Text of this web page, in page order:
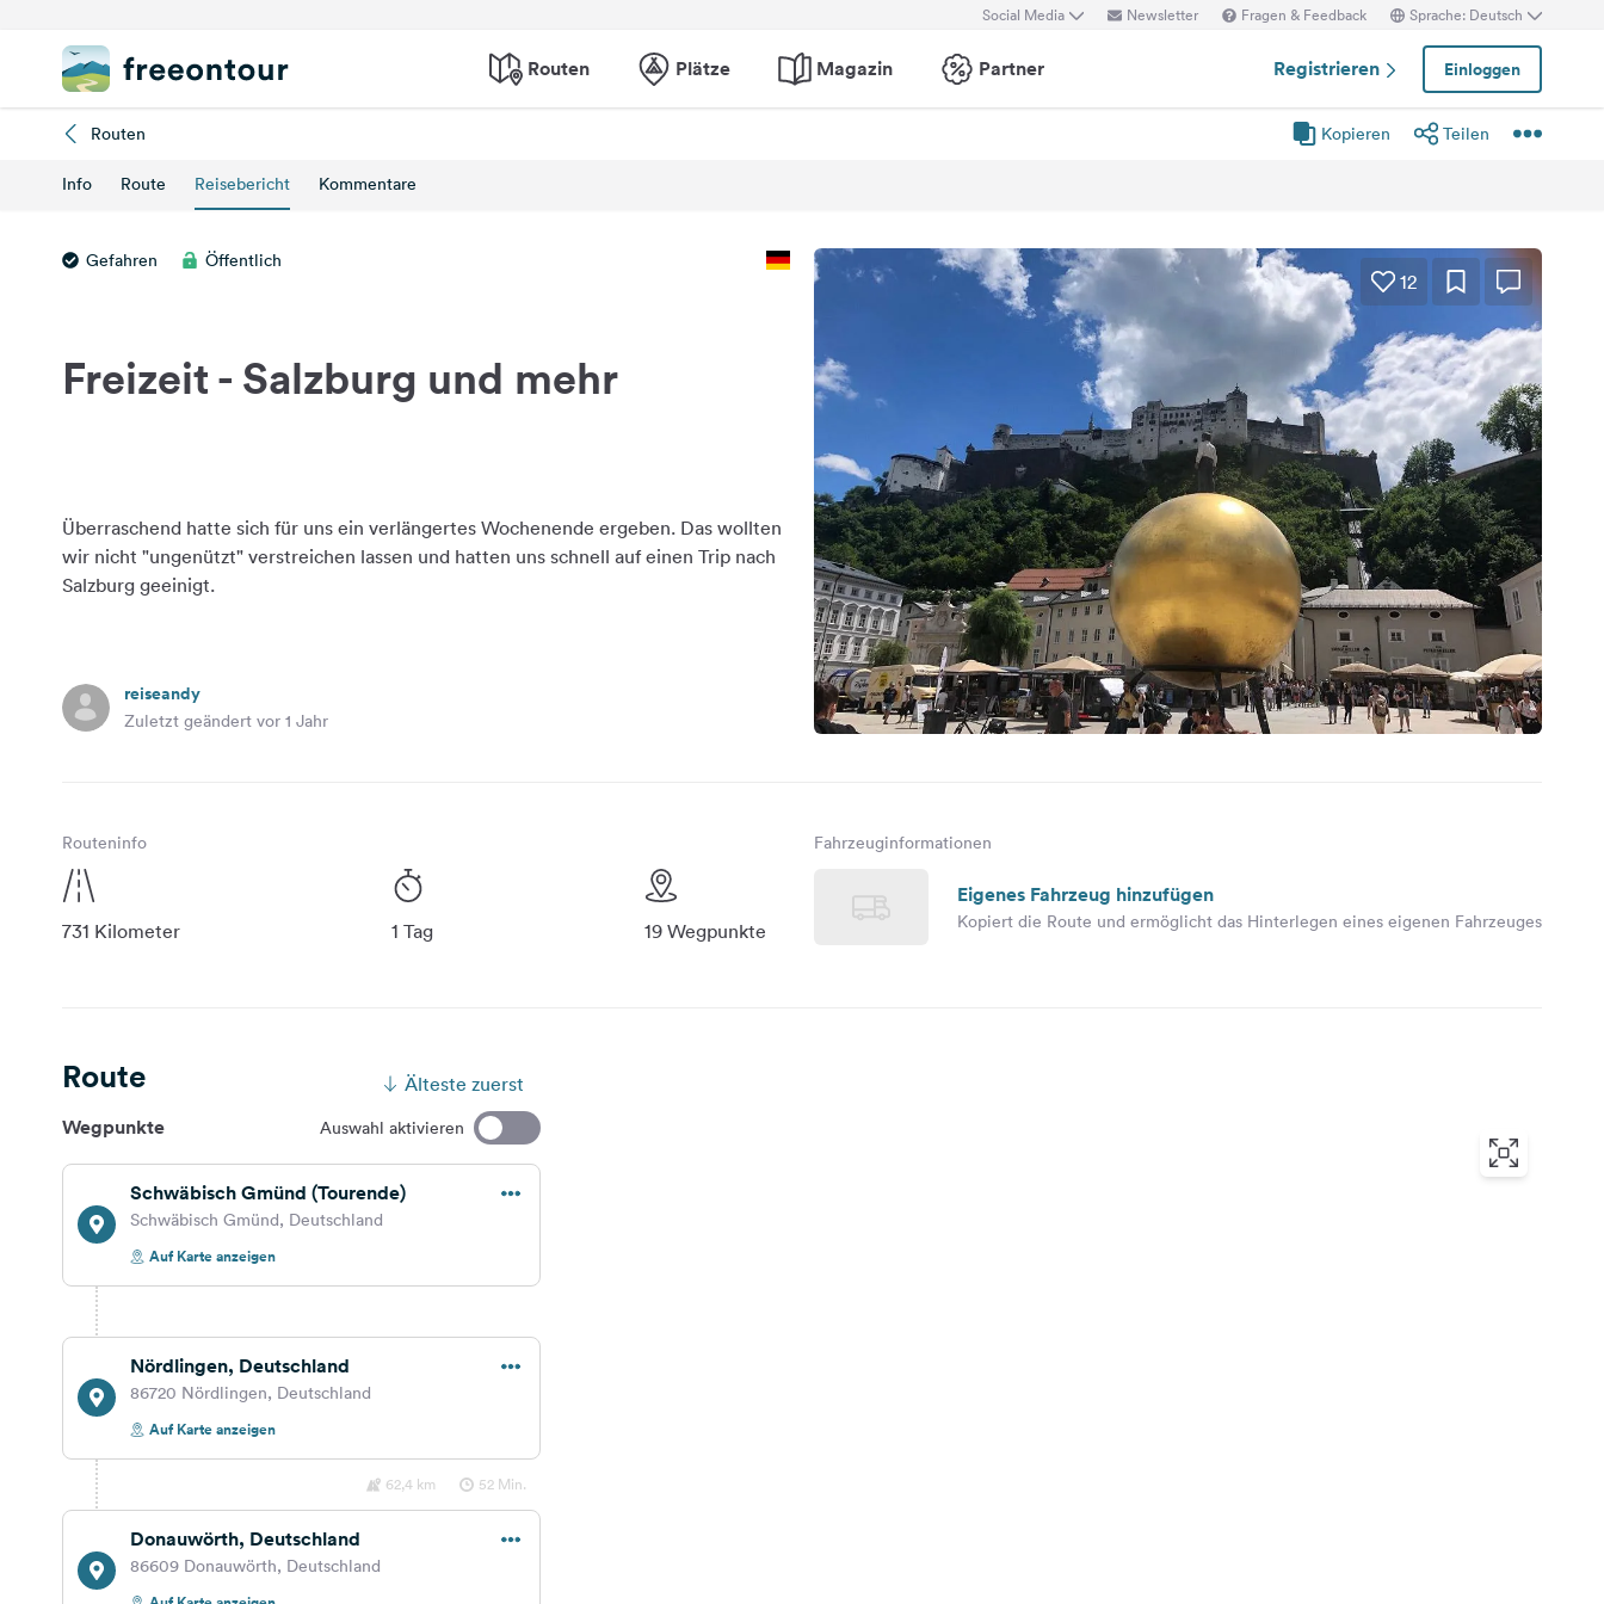
Social Media Newsletter Fragen & Feedback Sprache: Deutsch
Routen Plätze Magazin Partner Registrieren Einloggen
Routen Kopieren Teilen
Info Route Reisebericht Kommentare
Gefahren Öffentlich
Freizeit - Salzburg und mehr
Überraschend hatte sich für uns ein verlängertes Wochenende ergeben. Das wollten
wir nicht "ungenützt" verstreichen lassen und hatten uns schnell auf einen Trip nach
reiseandy
Zuletzt geändert vor 1 Jahr
12
Routeninfo
731 Kilometer 1 Tag 19 Wegpunkte
Fahrzeuginformationen
Eigenes Fahrzeug hinzufügen
Kopiert die Route und ermöglicht das Hinterlegen eines eigenen Fahrzeuges
Route Älteste zuerst
Wegpunkte Auswahl aktivieren
Schwäbisch Gmünd (Tourende)
Schwäbisch Gmünd, Deutschland
Auf Karte anzeigen
Nördlingen, Deutschland
86720 Nördlingen, Deutschland
Auf Karte anzeigen
62,4 km 52 Min.
Donauwörth, Deutschland
86609 Donauwörth, Deutschland